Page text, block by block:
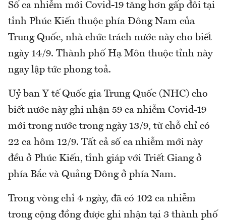
Số ca nhiễm mới Covid-19 tăng hơn gấp đôi tại
tỉnh Phúc Kiến thuộc phía Đông Nam của
Trung Quốc, nhà chức trách nước này cho biết
ngày 14/9. Thành phố Hạ Môn thuộc tỉnh này
ngay lập tức phong toả.
Uỷ ban Y tế Quốc gia Trung Quốc (NHC) cho
biết nước này ghi nhận 59 ca nhiễm Covid-19
mới trong nước trong ngày 13/9, từ chỗ chỉ có
22 ca hôm 12/9. Tất cả số ca nhiễm mới này
đều ở Phúc Kiến, tỉnh giáp với Triết Giang ở
phía Bắc và Quảng Đông ở phía Nam.
Trong vòng chỉ 4 ngày, đã có 102 ca nhiễm
trong cộng đồng được ghi nhận tại 3 thành phố